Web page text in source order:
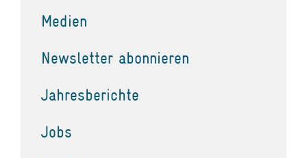
Medien
Newsletter abonnieren
Jahresberichte
Jobs